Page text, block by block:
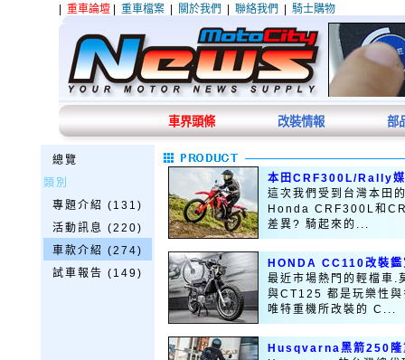
重車論壇 重車檔案 關於我們 聯絡我們 騎士購物
車界頭條 改裝情報 部
總覽
類別
專題介紹 (131)
活動訊息 (220)
車款介紹 (274)
試車報告 (149)
本田CRF300L/Rally
這次我們受到台灣本田
Honda CRF300L和
差異? 騎起來的...
HONDA CC110改裝鑑
最近市場熱門的輕檔車
與CT125 都是玩樂性
唯特重機所改裝的 C...
Husqvarna黑箭250隆